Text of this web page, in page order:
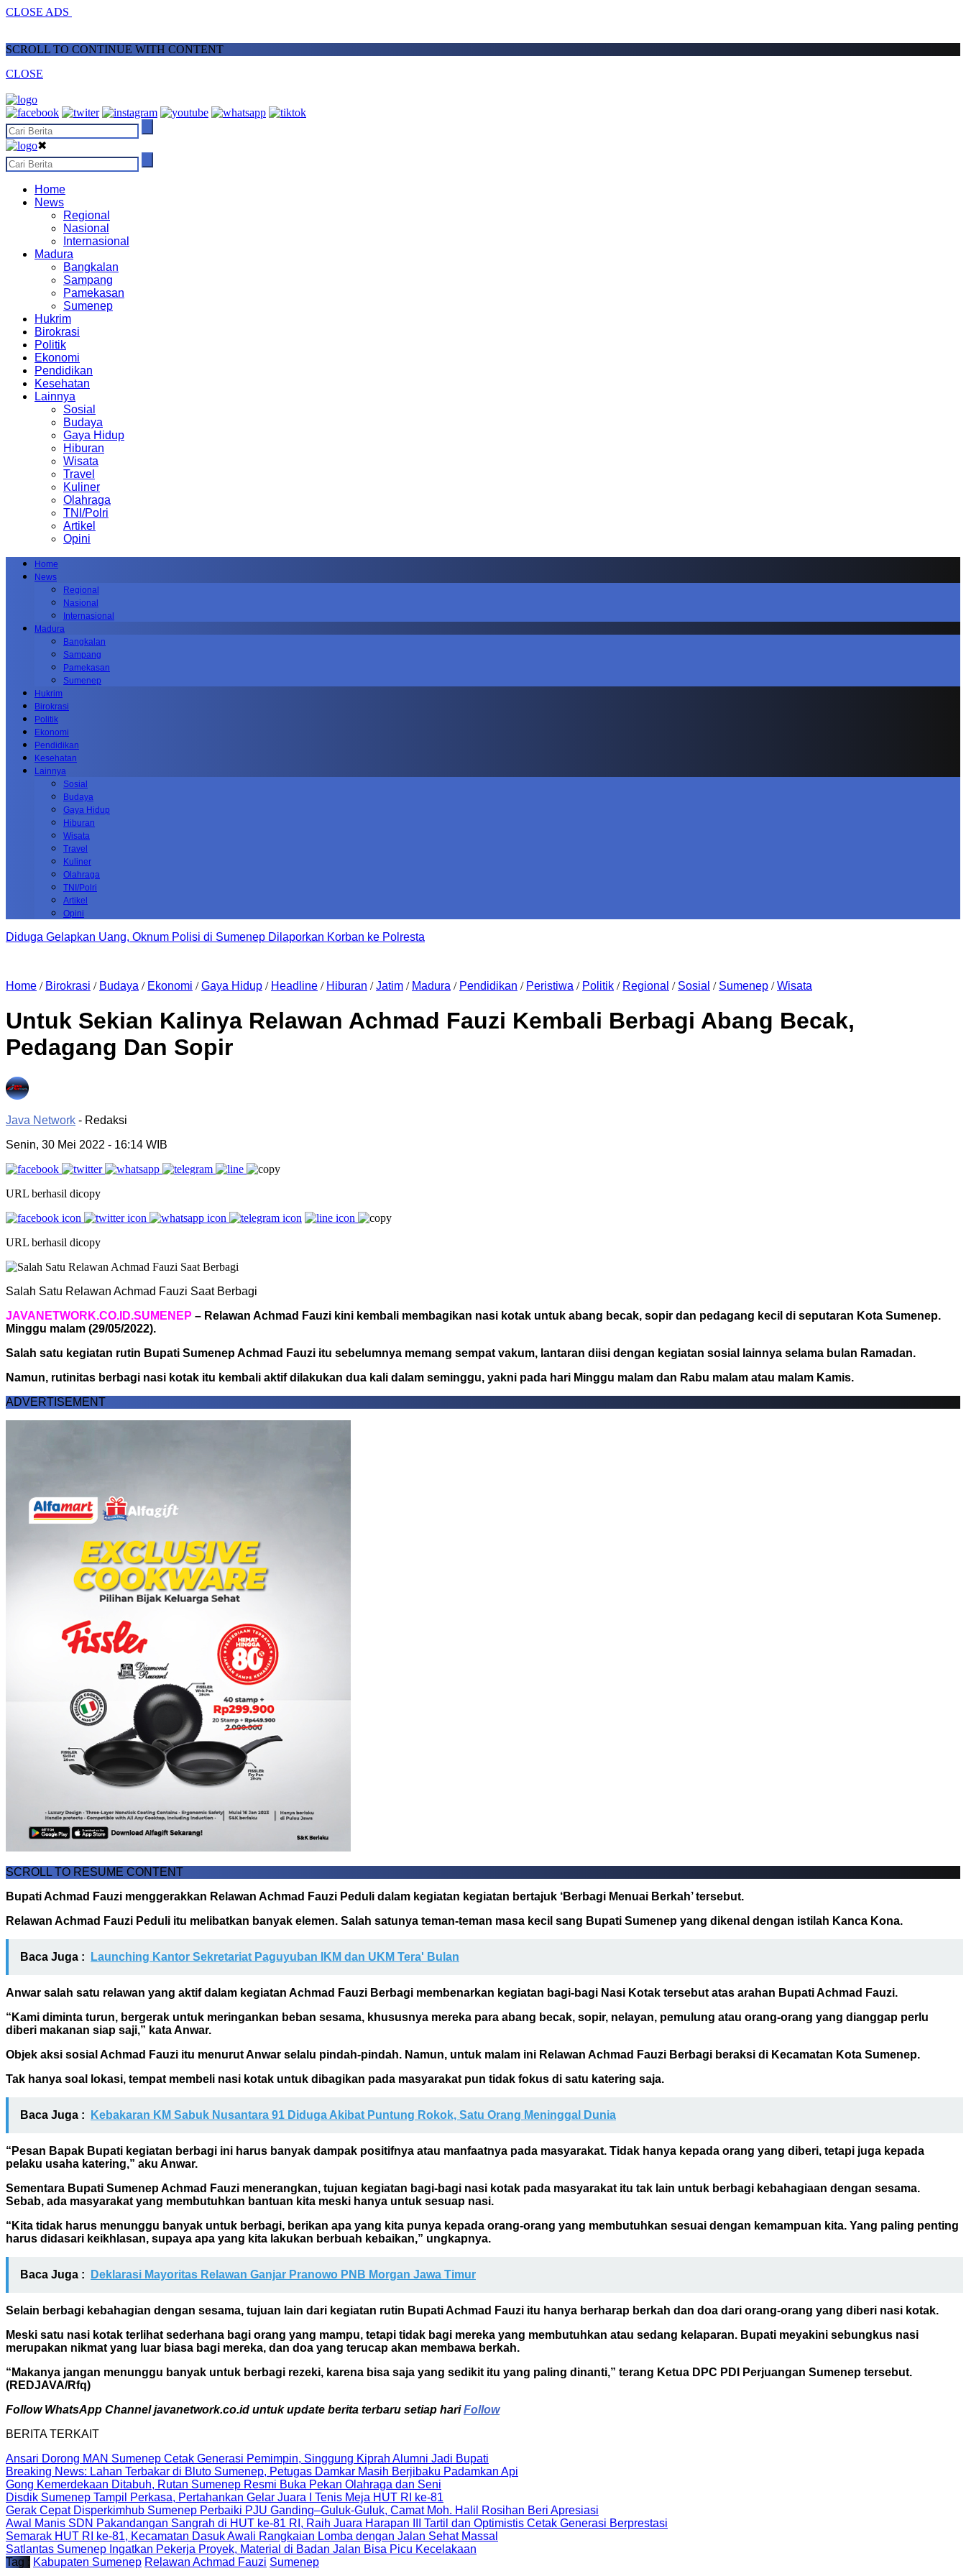
CLOSE ADS
SCROLL TO CONTINUE WITH CONTENT
CLOSE
✖
Home
News
Regional
Nasional
Internasional
Madura
Bangkalan
Sampang
Pamekasan
Sumenep
Hukrim
Birokrasi
Politik
Ekonomi
Pendidikan
Kesehatan
Lainnya
Sosial
Budaya
Gaya Hidup
Hiburan
Wisata
Travel
Kuliner
Olahraga
TNI/Polri
Artikel
Opini
Home
News
Regional
Nasional
Internasional
Madura
Bangkalan
Sampang
Pamekasan
Sumenep
Hukrim
Birokrasi
Politik
Ekonomi
Pendidikan
Kesehatan
Lainnya
Sosial
Budaya
Gaya Hidup
Hiburan
Wisata
Travel
Kuliner
Olahraga
TNI/Polri
Artikel
Opini
Diduga Gelapkan Uang, Oknum Polisi di Sumenep Dilaporkan Korban ke Polresta
Home / Birokrasi / Budaya / Ekonomi /Gaya Hidup / Headline / Hiburan /Jatim / Madura / Pendidikan / Peristiwa / Politik / Regional / Sosial / Sumenep /Wisata
Untuk Sekian Kalinya Relawan Achmad Fauzi Kembali Berbagi Abang Becak,
Pedagang Dan Sopir
Java Network - Redaksi
Senin, 30 Mei 2022 - 16:14 WIB
URL berhasil dicopy
URL berhasil dicopy
Salah Satu Relawan Achmad Fauzi Saat Berbagi
JAVANETWORK.CO.ID.SUMENEP – Relawan Achmad Fauzi kini kembali membagikan nasi kotak untuk abang becak, sopir dan pedagang kecil di seputaran Kota Sumenep.
Minggu malam (29/05/2022).
Salah satu kegiatan rutin Bupati Sumenep Achmad Fauzi itu sebelumnya memang sempat vakum, lantaran diisi dengan kegiatan sosial lainnya selama bulan Ramadan.
Namun, rutinitas berbagi nasi kotak itu kembali aktif dilakukan dua kali dalam seminggu, yakni pada hari Minggu malam dan Rabu malam atau malam Kamis.
ADVERTISEMENT
SCROLL TO RESUME CONTENT
Bupati Achmad Fauzi menggerakkan Relawan Achmad Fauzi Peduli dalam kegiatan kegiatan bertajuk ‘Berbagi Menuai Berkah’ tersebut.
Relawan Achmad Fauzi Peduli itu melibatkan banyak elemen. Salah satunya teman-teman masa kecil sang Bupati Sumenep yang dikenal dengan istilah Kanca Kona.
Baca Juga : Launching Kantor Sekretariat Paguyuban IKM dan UKM Tera' Bulan
Anwar salah satu relawan yang aktif dalam kegiatan Achmad Fauzi Berbagi membenarkan kegiatan bagi-bagi Nasi Kotak tersebut atas arahan Bupati Achmad Fauzi.
“Kami diminta turun, bergerak untuk meringankan beban sesama, khususnya mereka para abang becak, sopir, nelayan, pemulung atau orang-orang yang dianggap perlu
diberi makanan siap saji,” kata Anwar.
Objek aksi sosial Achmad Fauzi itu menurut Anwar selalu pindah-pindah. Namun, untuk malam ini Relawan Achmad Fauzi Berbagi beraksi di Kecamatan Kota Sumenep.
Tak hanya soal lokasi, tempat membeli nasi kotak untuk dibagikan pada masyarakat pun tidak fokus di satu katering saja.
Baca Juga : Kebakaran KM Sabuk Nusantara 91 Diduga Akibat Puntung Rokok, Satu Orang Meninggal Dunia
“Pesan Bapak Bupati kegiatan berbagi ini harus banyak dampak positifnya atau manfaatnya pada masyarakat. Tidak hanya kepada orang yang diberi, tetapi juga kepada
pelaku usaha katering,” aku Anwar.
Sementara Bupati Sumenep Achmad Fauzi menerangkan, tujuan kegiatan bagi-bagi nasi kotak pada masyarakat itu tak lain untuk berbagi kebahagiaan dengan sesama.
Sebab, ada masyarakat yang membutuhkan bantuan kita meski hanya untuk sesuap nasi.
“Kita tidak harus menunggu banyak untuk berbagi, berikan apa yang kita punya kepada orang-orang yang membutuhkan sesuai dengan kemampuan kita. Yang paling penting
harus didasari keikhlasan, supaya apa yang kita lakukan berbuah kebaikan,” ungkapnya.
Baca Juga : Deklarasi Mayoritas Relawan Ganjar Pranowo PNB Morgan Jawa Timur
Selain berbagi kebahagian dengan sesama, tujuan lain dari kegiatan rutin Bupati Achmad Fauzi itu hanya berharap berkah dan doa dari orang-orang yang diberi nasi kotak.
Meski satu nasi kotak terlihat sederhana bagi orang yang mampu, tetapi tidak bagi mereka yang membutuhkan atau sedang kelaparan. Bupati meyakini sebungkus nasi
merupakan nikmat yang luar biasa bagi mereka, dan doa yang terucap akan membawa berkah.
“Makanya jangan menunggu banyak untuk berbagi rezeki, karena bisa saja yang sedikit itu yang paling dinanti,” terang Ketua DPC PDI Perjuangan Sumenep tersebut.
(REDJAVA/Rfq)
Follow WhatsApp Channel javanetwork.co.id untuk update berita terbaru setiap hariFollow
BERITA TERKAIT
Ansari Dorong MAN Sumenep Cetak Generasi Pemimpin, Singgung Kiprah Alumni Jadi Bupati
Breaking News: Lahan Terbakar di Bluto Sumenep, Petugas Damkar Masih Berjibaku Padamkan Api
Gong Kemerdekaan Ditabuh, Rutan Sumenep Resmi Buka Pekan Olahraga dan Seni
Disdik Sumenep Tampil Perkasa, Pertahankan Gelar Juara I Tenis Meja HUT RI ke-81
Gerak Cepat Disperkimhub Sumenep Perbaiki PJU Ganding–Guluk-Guluk, Camat Moh. Halil Rosihan Beri Apresiasi
Awal Manis SDN Pakandangan Sangrah di HUT ke-81 RI, Raih Juara Harapan III Tartil dan Optimistis Cetak Generasi Berprestasi
Semarak HUT RI ke-81, Kecamatan Dasuk Awali Rangkaian Lomba dengan Jalan Sehat Massal
Satlantas Sumenep Ingatkan Pekerja Proyek, Material di Badan Jalan Bisa Picu Kecelakaan
Tag : Kabupaten Sumenep Relawan Achmad Fauzi Sumenep